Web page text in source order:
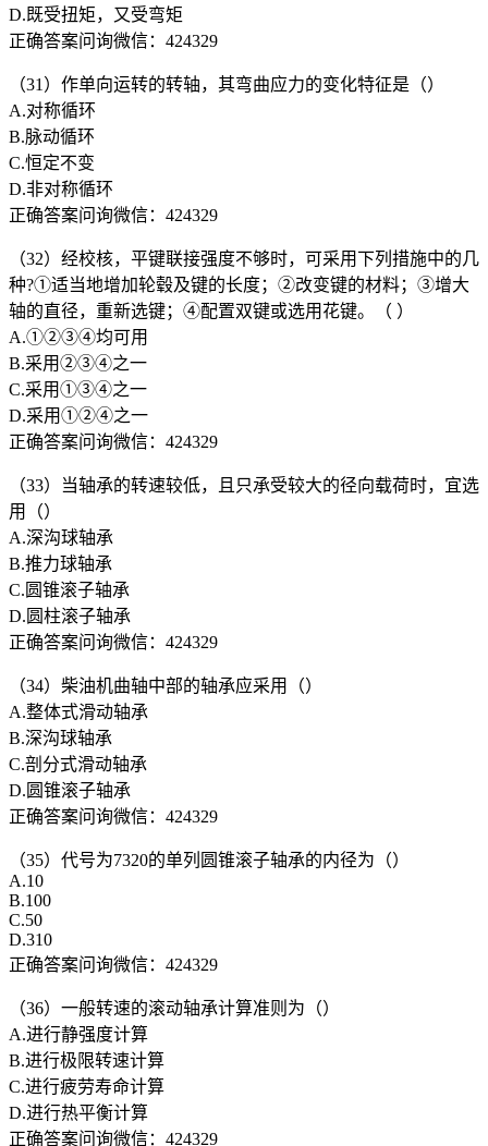
D.既受扭矩，又受弯矩
正确答案问询微信：424329
（31）作单向运转的转轴，其弯曲应力的变化特征是（）
A.对称循环
B.脉动循环
C.恒定不变
D.非对称循环
正确答案问询微信：424329
（32）经校核，平键联接强度不够时，可采用下列措施中的几
种?①适当地增加轮毂及键的长度；②改变键的材料；③增大
轴的直径，重新选键；④配置双键或选用花键。（ ）
A.①②③④均可用
B.采用②③④之一
C.采用①③④之一
D.采用①②④之一
正确答案问询微信：424329
（33）当轴承的转速较低，且只承受较大的径向载荷时，宜选
用（）
A.深沟球轴承
B.推力球轴承
C.圆锥滚子轴承
D.圆柱滚子轴承
正确答案问询微信：424329
（34）柴油机曲轴中部的轴承应采用（）
A.整体式滑动轴承
B.深沟球轴承
C.剖分式滑动轴承
D.圆锥滚子轴承
正确答案问询微信：424329
（35）代号为7320的单列圆锥滚子轴承的内径为（）
A.10
B.100
C.50
D.310
正确答案问询微信：424329
（36）一般转速的滚动轴承计算准则为（）
A.进行静强度计算
B.进行极限转速计算
C.进行疲劳寿命计算
D.进行热平衡计算
正确答案问询微信：424329